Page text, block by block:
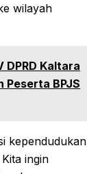
wilayah
DPRD Kaltara
Peserta BPJS
kependudukan
ingin